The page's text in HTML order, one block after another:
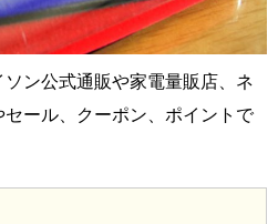
ン公式通販や家電量販店、ネ
ール、クーポン、ポイントで